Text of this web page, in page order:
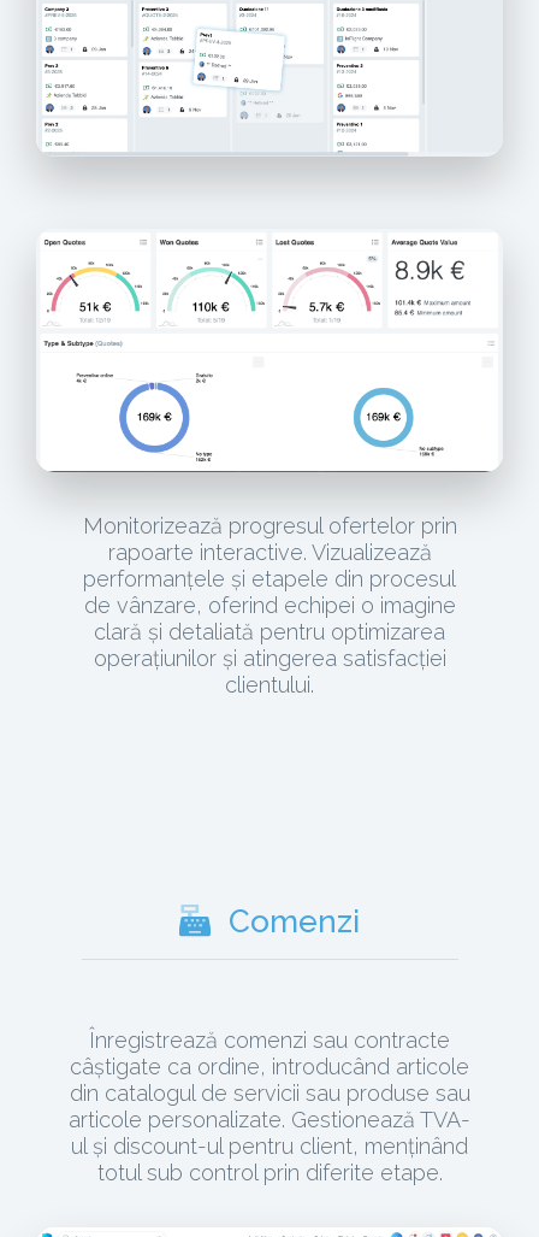
Monitorizează progresul ofertelor prin
rapoarte interactive. Vizualizează
performanțele și etapele din procesul
de vânzare, oferind echipei o imagine
clară și detaliată pentru optimizarea
operațiunilor și atingerea satisfacției
clientului.
Comenzi
Înregistrează comenzi sau contracte
câștigate ca ordine, introducând articole
din catalogul de servicii sau produse sau
articole personalizate. Gestionează TVA-
ul și discount-ul pentru client, menținând
totul sub control prin diferite etape.